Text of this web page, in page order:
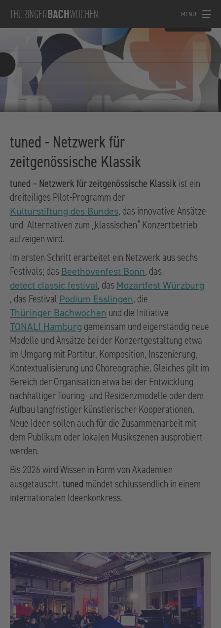
MENÜ
tuned - Netzwerk für
zeitgenössische Klassik
tuned – Netzwerk für zeitgenössische Klassik ist ein
dreiteiliges Pilot-Programm der
Kulturstiftung des Bundes, das innovative Ansätze
und Alternativen zum „klassischen“ Konzertbetrieb
aufzeigen wird.
Im ersten Schritt erarbeitet ein Netzwerk aus sechs
Festivals; das Beethovenfest Bonn, das
detect classic festival, das Mozartfest Würzburg
, das Festival Podium Esslingen, die
Thüringer Bachwochen und die Initiative
TONALI Hamburg gemeinsam und eigenständig neue
Modelle und Ansätze bei der Konzertgestaltung etwa
im Umgang mit Partitur, Komposition, Inszenierung,
Kontextualisierung und Choreographie. Gleiches gilt im
Bereich der Organisation etwa bei der Entwicklung
nachhaltiger Touring- und Residenzmodelle oder dem
Aufbau langfristiger künstlerischer Kooperationen.
Neue Ideen sollen auch für die Zusammenarbeit mit
dem Publikum oder lokalen Musikszenen ausprobiert
werden.
Bis 2026 wird Wissen in Form von Akademien
ausgetauscht.tuned mündet schlussendlich in einem
internationalen Ideenkonkress.